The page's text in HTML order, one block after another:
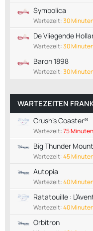
Symbolica
Wartezeit:30
De Vliegende
Wartezeit:30
Baron 1898
Wartezeit:30
WARTEZEITEN
Crush's Coaster®
Wartezeit:75 Minuten
Big Thunder
Wartezeit:45
Autopia
Wartezeit:40
Ratatouille :
Wartezeit:40
Orbitron